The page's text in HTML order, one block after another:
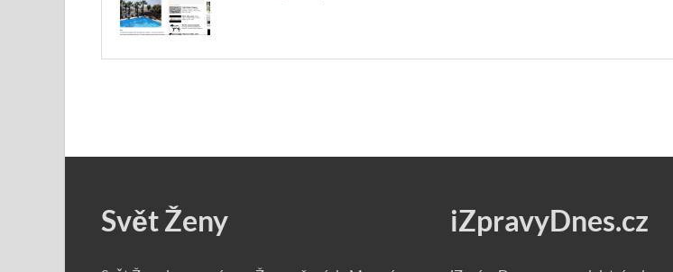
Svět Ženy iZpravyDnes.cz